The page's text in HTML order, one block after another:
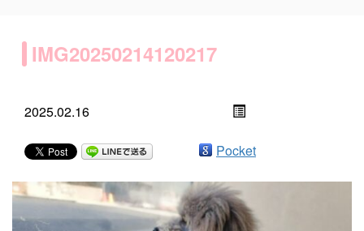
IMG20250214120217
2025.02.16
Pocket